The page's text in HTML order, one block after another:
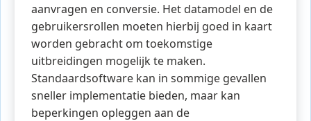
aanvragen en conversie. Het datamodel en de
gebruikersrollen moeten hierbij goed in kaart
worden gebracht om toekomstige
uitbreidingen mogelijk te maken.
Standaardsoftware kan in sommige gevallen
sneller implementatie bieden, maar kan
beperkingen opleggen aan de